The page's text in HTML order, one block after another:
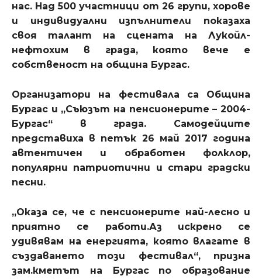
нас. Над 500 участници от 26 групи, хорове
и индивидуални изпълнители показаха
своя талант на сцената на Лукойл-
нефтохим в града, която вече е
собственост на община Бургас.
Организатори на фестивала са Община
Бургас и „Съюзът на пенсионерите – 2004-
Бургас“ в града. Самодейците
представиха в петък 26 май 2017 година
автентичен и обработен фолклор,
популярни патриотични и стари градски
песни.
„Оказа се, че с пенсионерите най-лесно и
приятно се работи.Аз искрено се
удивявам на енергията, която влагате в
създаването този фестивал“, призна
зам.кметът на Бургас
по образование